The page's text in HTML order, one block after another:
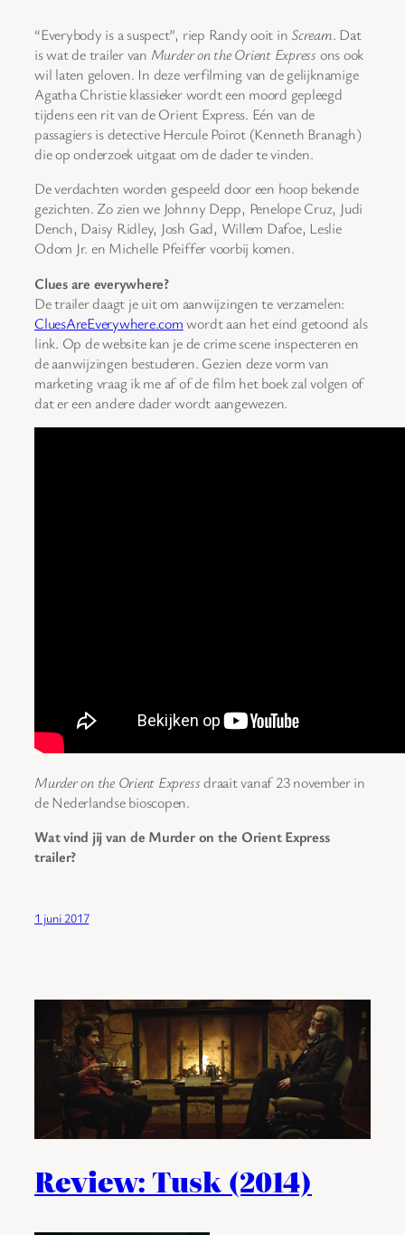
“Everybody is a suspect”, riep Randy ooit inScream. Dat
is wat de trailer van Murder on the Orient Express ons ook
wil laten geloven. In deze verfilming van de gelijknamige
Agatha Christie klassieker wordt een moord gepleegd
tijdens een rit van de Orient Express. Eén van de
passagiers is detective Hercule Poirot (Kenneth Branagh)
die op onderzoek uitgaat om de dader te vinden.
De verdachten worden gespeeld door een hoop bekende
gezichten. Zo zien we Johnny Depp, Penelope Cruz, Judi
Dench, Daisy Ridley, Josh Gad, Willem Dafoe, Leslie
Odom Jr. en Michelle Pfeiffer voorbij komen.
Clues are everywhere?
De trailer daagt je uit om aanwijzingen te verzamelen:
CluesAreEverywhere.comwordt aan het eind getoond als
link. Op de website kan je de crime scene inspecteren en
de aanwijzingen bestuderen. Gezien deze vorm van
marketing vraag ik me af of de film het boek zal volgen of
dat er een andere dader wordt aangewezen.
Murder on the Orient Expressdraait vanaf 23 november in
de Nederlandse bioscopen.
Wat vind jij van de Murder on the Orient Express
trailer?
1 juni 2017
Review: Tusk (2014)